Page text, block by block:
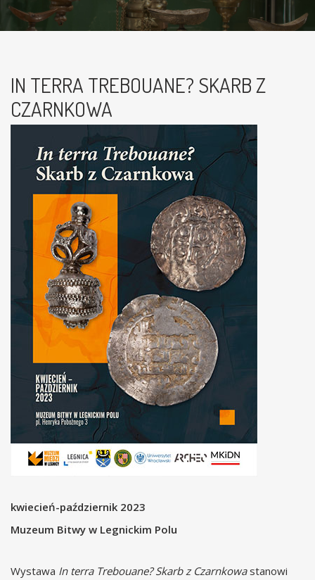
IN TERRA TREBOUANE? SKARB Z
CZARNKOWA
kwiecień-październik 2023
Muzeum Bitwy w Legnickim Polu
Wystawa In terra Trebouane? Skarb z Czarnkowastanowi